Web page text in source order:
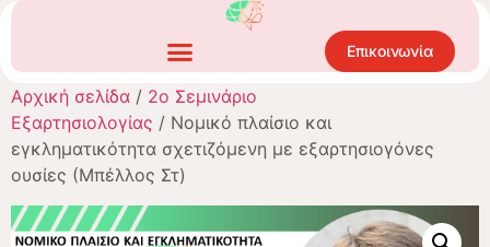
Επικοινωνία
Αρχική σελίδα / 2ο Σεμινάριο
Εξαρτησιολογίας / Νομικό πλαίσιο και
εγκληματικότητα σχετιζόμενη με εξαρτησιογόνες
ουσίες (Μπέλλος Στ)